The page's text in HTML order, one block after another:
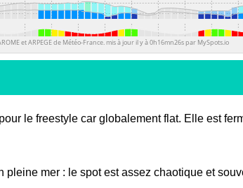
le freestyle car globalement flat. Elle est
mer : le spot est assez chaotique et